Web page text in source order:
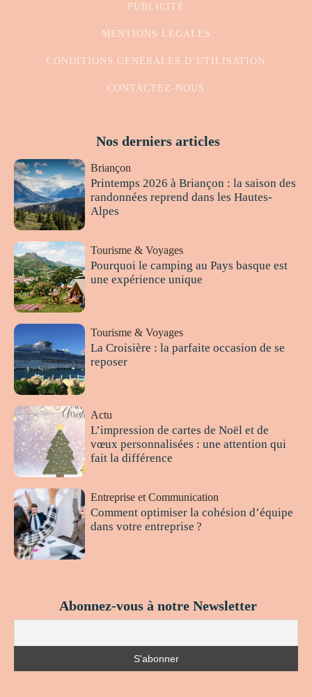
PUBLICITÉ
MENTIONS LEGALES
CONDITIONS GÉNÉRALES D’UTILISATION
CONTACTEZ-NOUS
Nos derniers articles
Briançon
Printemps 2026 à Briançon : la saison des
randonnées reprend dans les Hautes-
Alpes
Tourisme & Voyages
Pourquoi le camping au Pays basque est
une expérience unique
Tourisme & Voyages
La Croisière : la parfaite occasion de se
reposer
Actu
L’impression de cartes de Noël et de
vœux personnalisées : une attention qui
fait la différence
Entreprise et Communication
Comment optimiser la cohésion d’équipe
dans votre entreprise ?
Abonnez-vous à notre Newsletter